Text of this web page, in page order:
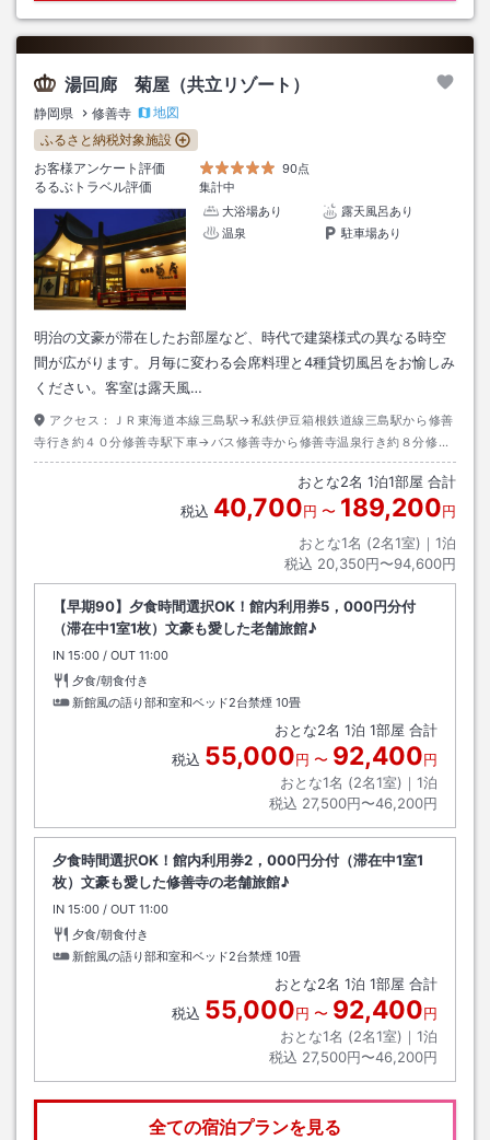
湯回廊 菊屋（共立リゾート）
静岡県 修善寺
地図
ふるさと納税対象施設
お客様アンケート評価
90点
るるぶトラベル評価
集計中
大浴場あり
露天風呂あり
温泉
駐車場あり
明治の文豪が滞在したお部屋など、時代で建築様式の異なる時空
間が広がります。月毎に変わる会席料理と4種貸切風呂をお愉しみ
ください。客室は露天風…
アクセス：
ＪＲ東海道本線三島駅→私鉄伊豆箱根鉄道線三島駅から修善
寺行き約４０分修善寺駅下車→バス修善寺から修善寺温泉行き約８分修善
寺温泉下車→徒歩約１分
おとな2名 1泊1部屋 合計
税込 40,700円 〜 189,200円
おとな1名 (2名1室)｜ 1泊
税込 20,350円〜94,600円
【早期90】夕食時間選択OK！館内利用券5，000円分付
（滞在中1室1枚）文豪も愛した老舗旅館♪
IN チェックイン
15:00 / OUT チェックアウト
11:00
夕食/朝食付き
新館風の語り部和室和ベッド2台禁煙 10畳
おとな2名 1泊 1部屋 合計
税込 55,000円 〜 92,400円
おとな1名 (2名1室)｜ 1泊
税込 27,500円〜46,200円
夕食時間選択OK！館内利用券2，000円分付（滞在中1室1
枚）文豪も愛した修善寺の老舗旅館♪
IN チェックイン
15:00 / OUT チェックアウト
11:00
夕食/朝食付き
新館風の語り部和室和ベッド2台禁煙 10畳
おとな2名 1泊 1部屋 合計
税込 55,000円 〜 92,400円
おとな1名 (2名1室)｜ 1泊
税込 27,500円〜46,200円
全ての宿泊プランを見る